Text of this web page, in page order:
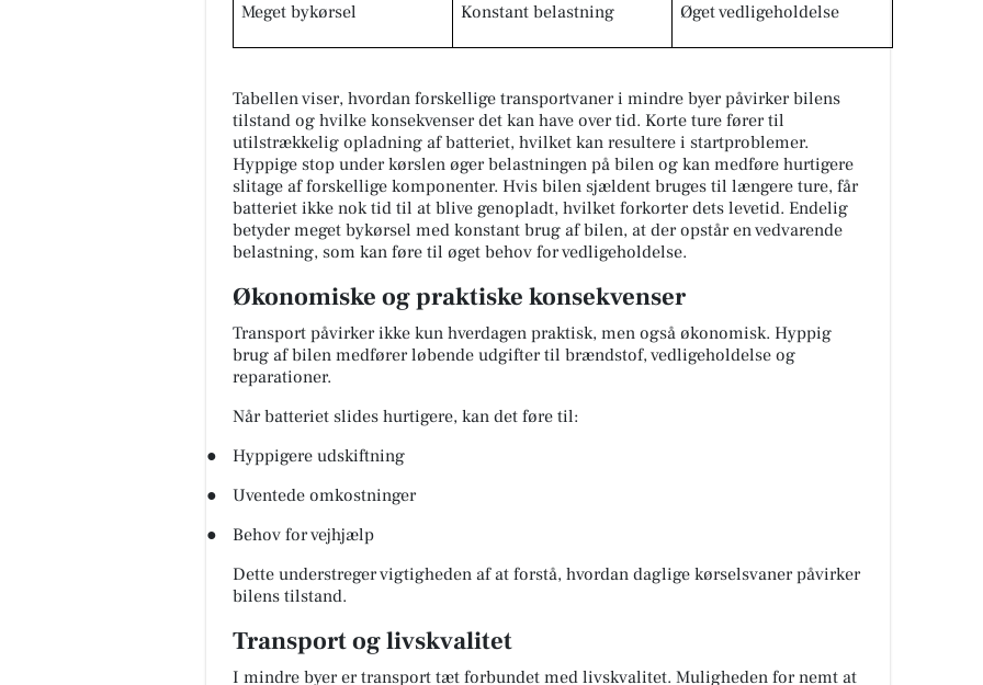
Meget bykørsel Konstant belastning Øget vedligeholdelse
Tabellen viser, hvordan forskellige transportvaner i mindre byer påvirker bilens
tilstand og hvilke konsekvenser det kan have over tid. Korte ture fører til
utilstrækkelig opladning af batteriet, hvilket kan resultere i startproblemer.
Hyppige stop under kørslen øger belastningen på bilen og kan medføre hurtigere
slitage af forskellige komponenter. Hvis bilen sjældent bruges til længere ture, får
batteriet ikke nok tid til at blive genopladt, hvilket forkorter dets levetid. Endelig
betyder meget bykørsel med konstant brug af bilen, at der opstår en vedvarende
belastning, som kan føre til øget behov for vedligeholdelse.
Økonomiske og praktiske konsekvenser
Transport påvirker ikke kun hverdagen praktisk, men også økonomisk. Hyppig
brug af bilen medfører løbende udgifter til brændstof, vedligeholdelse og
reparationer.
Når batteriet slides hurtigere, kan det føre til:
●
Hyppigere udskiftning
●
Uventede omkostninger
●
Behov for vejhjælp
Dette understreger vigtigheden af at forstå, hvordan daglige kørselsvaner påvirker
bilens tilstand.
Transport og livskvalitet
I mindre byer er transport tæt forbundet med livskvalitet. Muligheden for nemt at